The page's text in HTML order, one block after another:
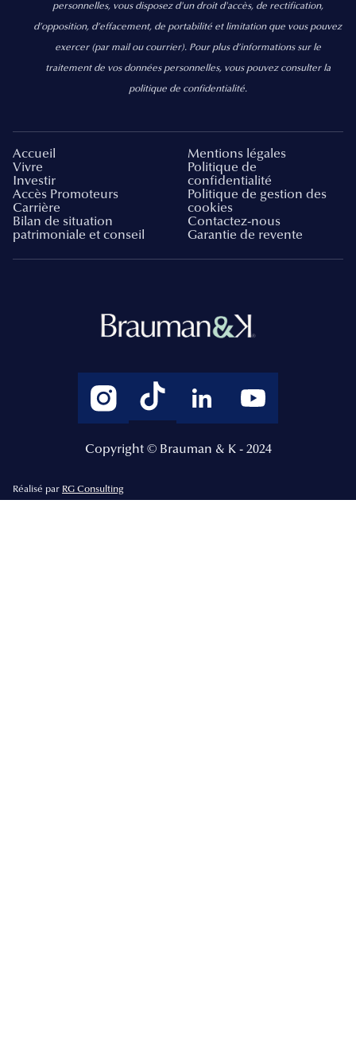
personnelles, vous disposez d'un droit d'accès, de rectification,
d’opposition, d’effacement, de portabilité et limitation que vous pouvez
exercer (par mail ou courrier). Pour plus d’informations sur le
traitement de vos données personnelles, vous pouvez consulter la
politique de confidentialité.
Accueil
Vivre
Investir
Accès Promoteurs
Carrière
Bilan de situation
patrimoniale et conseil
Mentions légales
Politique de
confidentialité
Politique de gestion des
cookies
Contactez-nous
Garantie de revente
Copyright © Brauman & K - 2024
Réalisé par RG Consulting